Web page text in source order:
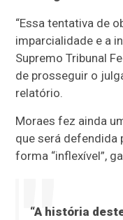
“Essa tentativa de
imparcialidade e a
Supremo Tribunal
de prosseguir o
relatório.
Moraes fez ainda
que será defendida
forma “inflexível”,
“A história